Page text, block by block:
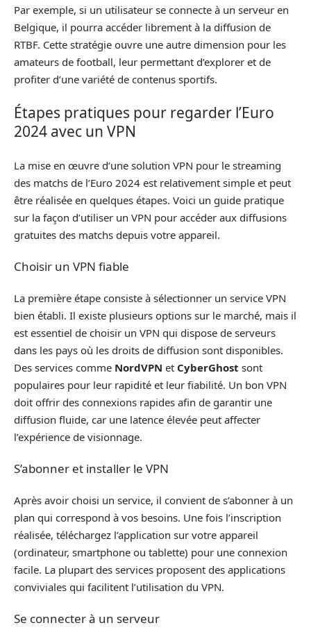
Par exemple, si un utilisateur se connecte à un serveur en
Belgique, il pourra accéder librement à la diffusion de
RTBF. Cette stratégie ouvre une autre dimension pour les
amateurs de football, leur permettant d’explorer et de
profiter d’une variété de contenus sportifs.
Étapes pratiques pour regarder l’Euro
2024 avec un VPN
La mise en œuvre d’une solution VPN pour le streaming
des matchs de l’Euro 2024 est relativement simple et peut
être réalisée en quelques étapes. Voici un guide pratique
sur la façon d’utiliser un VPN pour accéder aux diffusions
gratuites des matchs depuis votre appareil.
Choisir un VPN fiable
La première étape consiste à sélectionner un service VPN
bien établi. Il existe plusieurs options sur le marché, mais il
est essentiel de choisir un VPN qui dispose de serveurs
dans les pays où les droits de diffusion sont disponibles.
Des services comme NordVPN et CyberGhost sont
populaires pour leur rapidité et leur fiabilité. Un bon VPN
doit offrir des connexions rapides afin de garantir une
diffusion fluide, car une latence élevée peut affecter
l’expérience de visionnage.
S’abonner et installer le VPN
Après avoir choisi un service, il convient de s’abonner à un
plan qui correspond à vos besoins. Une fois l’inscription
réalisée, téléchargez l’application sur votre appareil
(ordinateur, smartphone ou tablette) pour une connexion
facile. La plupart des services proposent des applications
conviviales qui facilitent l’utilisation du VPN.
Se connecter à un serveur